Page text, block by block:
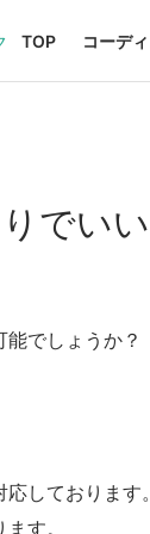
TOP コーデ
でい
でしょうか？
しております。
す。